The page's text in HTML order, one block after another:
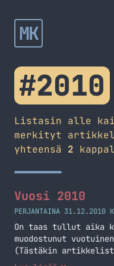
MK
#2010
Listasin alle
merkityt
yhteensä 2
Vuosi 2010
PERJANTAINA 31.12.2010
On taas tullut aika
muodostunut
(Tästäkin
eräältä ihmiseltä